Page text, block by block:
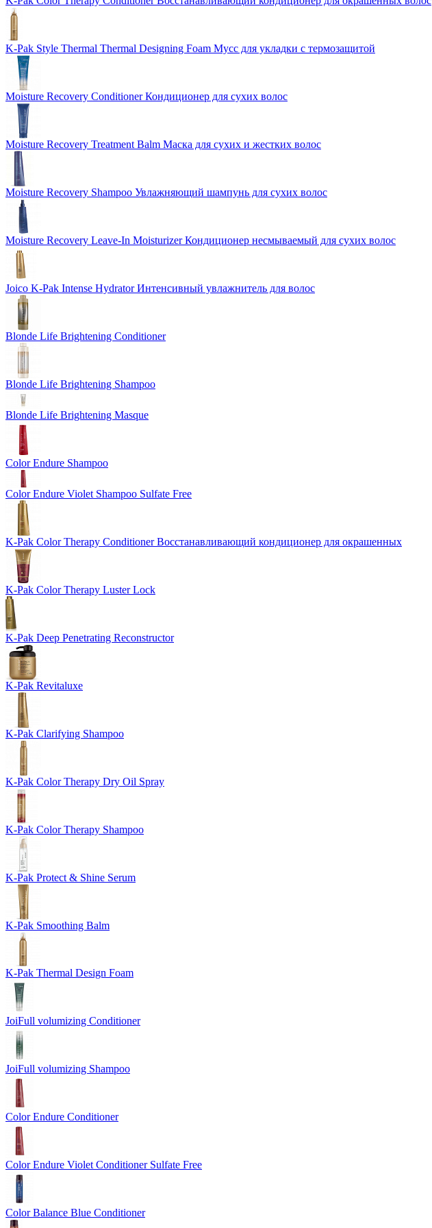
K-Pak Style Thermal Thermal Designing Foam Мусс для укладки с термозащитой
Moisture Recovery Conditioner Кондиционер для сухих волос
Moisture Recovery Treatment Balm Маска для сухих и жестких волос
Moisture Recovery Shampoo Увлажняющий шампунь для сухих волос
Moisture Recovery Leave-In Moisturizer Кондиционер несмываемый для сухих волос
Joico K-Pak Intense Hydrator Интенсивный увлажнитель для волос
Blonde Life Brightening Conditioner
Blonde Life Brightening Shampoo
Blonde Life Brightening Masque
Color Endure Shampoo
Color Endure Violet Shampoo Sulfate Free
K-Pak Color Therapy Conditioner Восстанавливающий кондиционер для окрашенных
K-Pak Color Therapy Luster Lock
K-Pak Deep Penetrating Reconstructor
K-Pak Revitaluxe
K-Pak Clarifying Shampoo
K-Pak Color Therapy Dry Oil Spray
K-Pak Color Therapy Shampoo
K-Pak Protect & Shine Serum
K-Pak Smoothing Balm
K-Pak Thermal Design Foam
JoiFull volumizing Conditioner
JoiFull volumizing Shampoo
Color Endure Conditioner
Color Endure Violet Conditioner Sulfate Free
Color Balance Blue Conditioner